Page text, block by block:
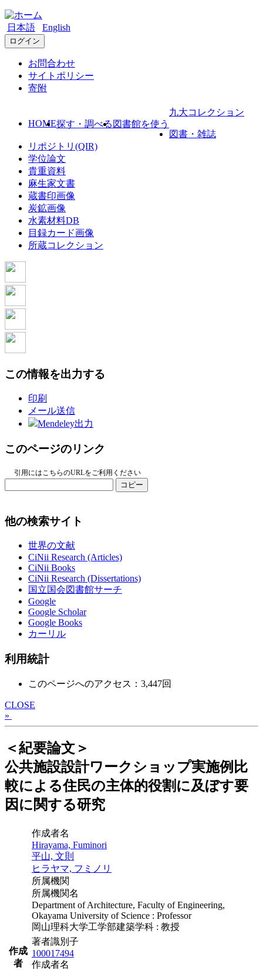
日本語 English
ログイン
お問合わせ
サイトポリシー
寄附
HOME探す・調べる 図書館を使う
九大コレクション
図書・雑誌
リポジトリ(QIR)
学位論文
貴重資料
麻生家文書
蔵書印画像
炭鉱画像
水素材料DB
目録カード画像
所蔵コレクション
この情報を出力する
印刷
メール送信
Mendeley出力
このページのリンク
引用にはこちらのURLをご利用ください
コピー
他の検索サイト
世界の文献
CiNii Research (Articles)
CiNii Books
CiNii Research (Dissertations)
国立国会図書館サーチ
Google
Google Scholar
Google Books
カーリル
利用統計
このページへのアクセス：3,447回
CLOSE
»
＜紀要論文＞
公共施設設計ワークショップ実施例比
較による住民の主体的役割に及ぼす要
因に関する研究
作成
者
作成者名
Hirayama, Fuminori
平山, 文則
ヒラヤマ, フミノリ
所属機関
所属機関名
Department of Architecture, Faculty of Engineering,
Okayama University of Science : Professor
岡山理科大学工学部建築学科 : 教授
著者識別子
100017494
作成者名